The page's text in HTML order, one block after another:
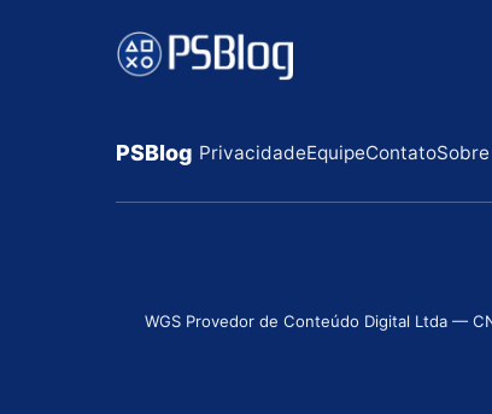
PSBlog PrivacidadeEquipeContato
WGS Provedor de Conteúdo Digital Ltda —